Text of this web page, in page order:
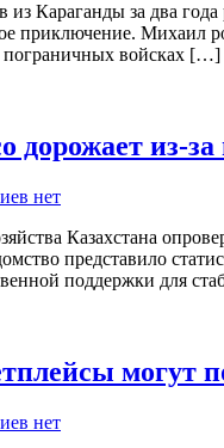
Караганды за два
приключение. Михаил
пограничных войсках […]
дорожает из-
нет
Казахстана
представило
поддержки для
могут
нет